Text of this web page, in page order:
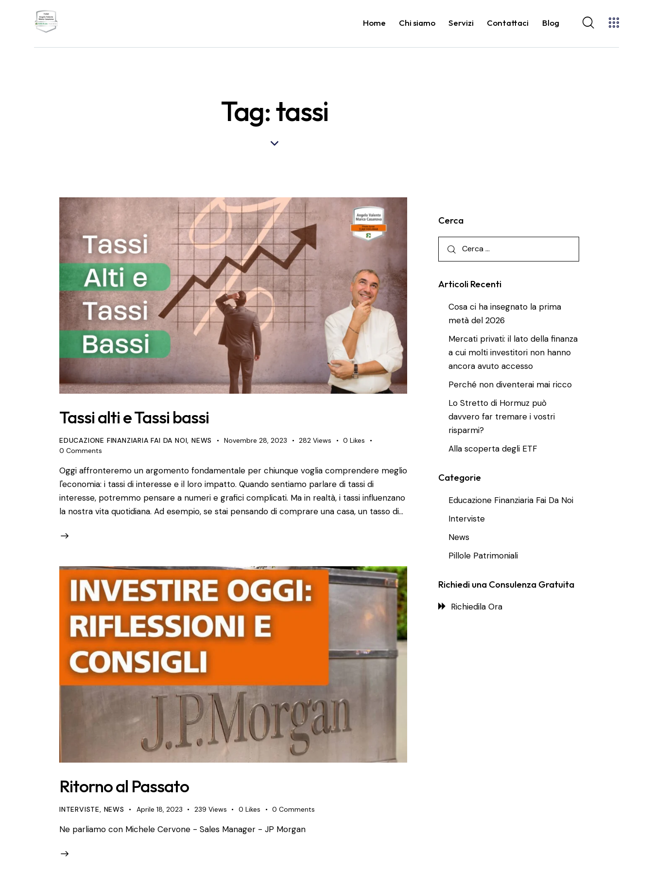
Home Chi siamo Servizi Contattaci Blog
Tag: tassi
Tassi alti e Tassi bassi
EDUCAZIONE FINANZIARIA FAI DA NOI,NEWS Novembre 28, 2023 282 Views 0 Likes
0 Comments
Oggi affronteremo un argomento fondamentale per chiunque voglia comprendere meglio
l'economia: i tassi di interesse e il loro impatto. Quando sentiamo parlare di tassi di
interesse, potremmo pensare a numeri e grafici complicati. Ma in realtà, i tassi influenzano
la nostra vita quotidiana. Ad esempio, se stai pensando di comprare una casa, un tasso di…
Ritorno al Passato
INTERVISTE, NEWS Aprile 18, 2023 239 Views 0 Likes 0 Comments
Ne parliamo con Michele Cervone - Sales Manager - JP Morgan
Cerca
Articoli Recenti
Cosa ci ha insegnato la prima
metà del 2026
Mercati privati: il lato della finanza
a cui molti investitori non hanno
ancora avuto accesso
Perché non diventerai mai ricco
Lo Stretto di Hormuz può
davvero far tremare i vostri
risparmi?
Alla scoperta degli ETF
Categorie
Educazione Finanziaria Fai Da Noi
Interviste
News
Pillole Patrimoniali
Richiedi una Consulenza Gratuita
Richiedila Ora